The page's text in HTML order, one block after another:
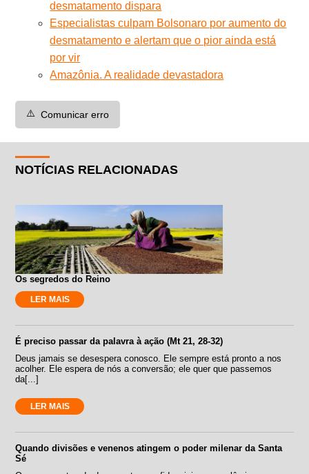
desmatamento dispara
Especialistas culpam Bolsonaro por aumento do
desmatamento e alertam que o pior ainda está
por vir
Amazônia. A realidade devastadora
⚠️ Comunicar erro
NOTÍCIAS RELACIONADAS
Os segredos do Reino
LER MAIS
É preciso passar da palavra à ação (Mt 21, 28-32)
Deus jamais se desespera conosco. Ele sempre está pronto a nos
acolher. Ele espera de nós a conversão; ele quer que passemos
da[...]
LER MAIS
Quando divisões e venenos atingem o poder milenar da Santa
Sé